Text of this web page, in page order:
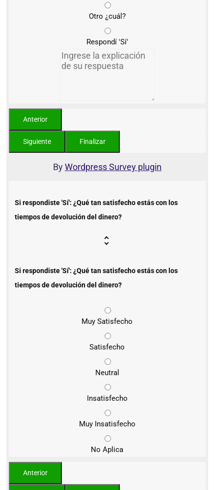
Otro ¿cuál?
Respondí 'Sí'
ByWordpress Survey plugin
Si respondiste 'Sí': ¿Qué tan satisfecho estás con los
tiempos de devolución del dinero?
Si respondiste 'Sí': ¿Qué tan satisfecho estás con los
tiempos de devolución del dinero?
Muy Satisfecho
Satisfecho
Neutral
Insatisfecho
Muy Insatisfecho
No Aplica